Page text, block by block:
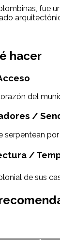
fue
hacer
del
/
serpentean
/
de sus